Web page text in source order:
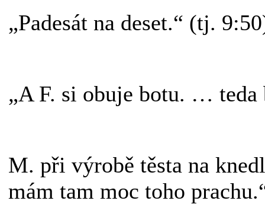
„Padesát na deset.“ (tj.
„A F. si obuje botu. … teda
M. při výrobě těsta na
mám tam moc toho